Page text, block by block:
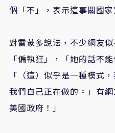
個「不」，表示這事關國
對雷蒙多說法，不少網友
「偏執狂」，「她的話不
「（這）似乎是一種模式
我們自己正在做的。」有
美國政府！」